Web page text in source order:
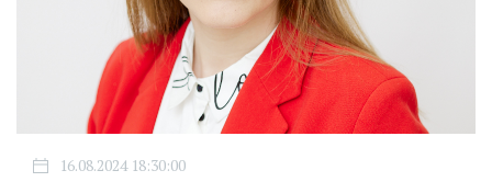
16.08.2024 18:30:00